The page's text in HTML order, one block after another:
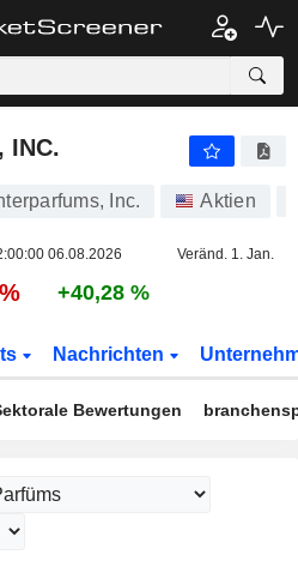
INC.
Inc. Aktien
06.08.2026 Veränd. 1. Jan.
+40,28 %
Nachrichten
Bewertungen